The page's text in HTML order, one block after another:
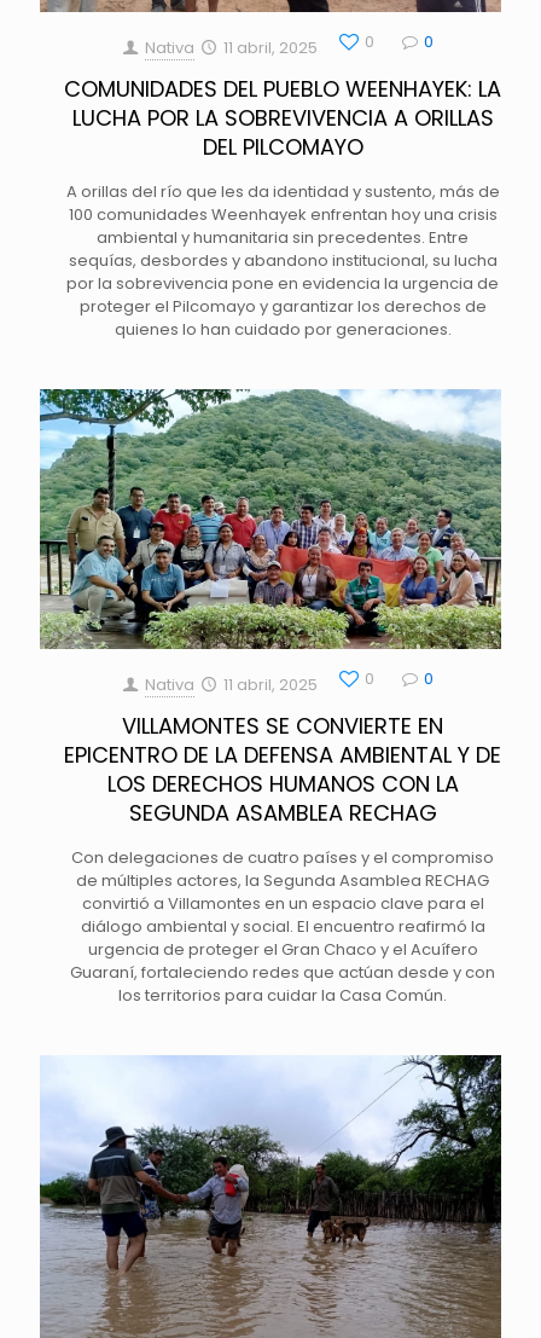
Nativa 11 abril, 2025 0 0
COMUNIDADES DEL PUEBLO WEENHAYEK: LA
LUCHA POR LA SOBREVIVENCIA A ORILLAS
DEL PILCOMAYO
A orillas del río que les da identidad y sustento, más de
100 comunidades Weenhayek enfrentan hoy una crisis
ambiental y humanitaria sin precedentes. Entre
sequías, desbordes y abandono institucional, su lucha
por la sobrevivencia pone en evidencia la urgencia de
proteger el Pilcomayo y garantizar los derechos de
quienes lo han cuidado por generaciones.
Nativa 11 abril, 2025 0 0
VILLAMONTES SE CONVIERTE EN
EPICENTRO DE LA DEFENSA AMBIENTAL Y DE
LOS DERECHOS HUMANOS CON LA
SEGUNDA ASAMBLEA RECHAG
Con delegaciones de cuatro países y el compromiso
de múltiples actores, la Segunda Asamblea RECHAG
convirtió a Villamontes en un espacio clave para el
diálogo ambiental y social. El encuentro reafirmó la
urgencia de proteger el Gran Chaco y el Acuífero
Guaraní, fortaleciendo redes que actúan desde y con
los territorios para cuidar la Casa Común.